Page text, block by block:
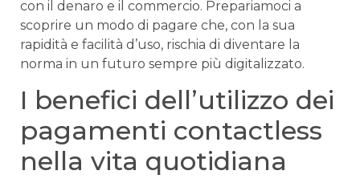
con il⁣ denaro e il commercio.​ Prepariamoci ‍a
⁤scoprire⁢ un modo di ⁤pagare che,‍ con la⁤ sua
⁤rapidità e‌ facilità ⁢d’uso, rischia di ⁢diventare la⁢
norma in un futuro⁢ sempre più digitalizzato.
I benefici dell’utilizzo dei
‍pagamenti contactless
‍nella vita quotidiana